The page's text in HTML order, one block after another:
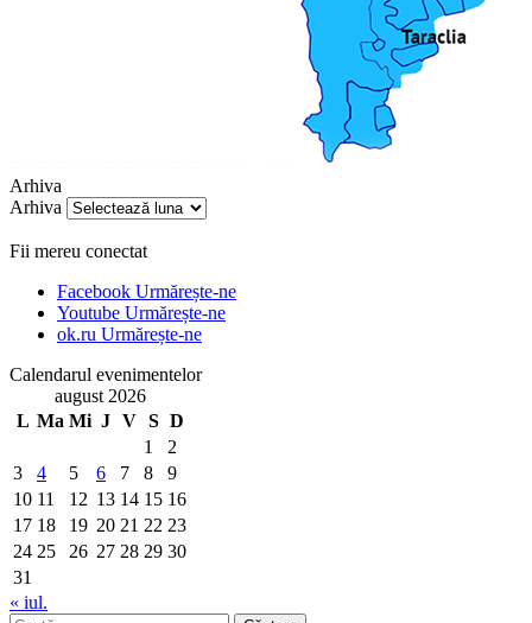
Arhiva
Arhiva
Fii mereu conectat
Facebook Urmărește-ne
Youtube Urmărește-ne
ok.ru Urmărește-ne
Calendarul evenimentelor
august 2026
L Ma Mi J V S D
1
2
3
4 5 6 7 8
9
10 11 12 13 14 15 16
17 18 19 20 21 22 23
24 25 26 27 28 29 30
31
« iul.